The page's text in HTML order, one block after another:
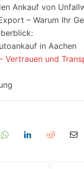
Ankauf von
– Warum Ihr
in Aachen
Vertrauen und